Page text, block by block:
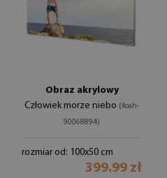
Obraz akrylowy
Człowiek morze niebo (#oah-
90068894)
rozmiar od: 100x50 cm
399.99 zł